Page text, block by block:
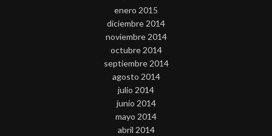
enero 2015
diciembre 2014
noviembre 2014
octubre 2014
septiembre 2014
agosto 2014
julio 2014
junio 2014
mayo 2014
abril 2014